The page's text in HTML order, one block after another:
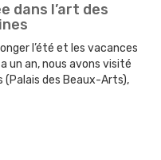
dans l’art des
l’été et les vacances
un an, nous avons visité
(Palais des Beaux-Arts),